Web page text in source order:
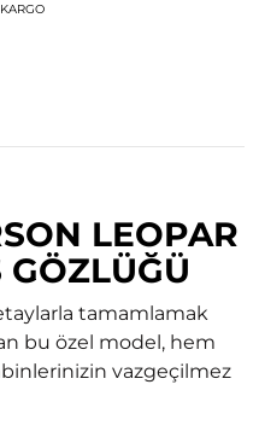
LEOPAR
GÖZLÜĞÜ
tamamlamak
bu özel model, hem
vazgeçilmez